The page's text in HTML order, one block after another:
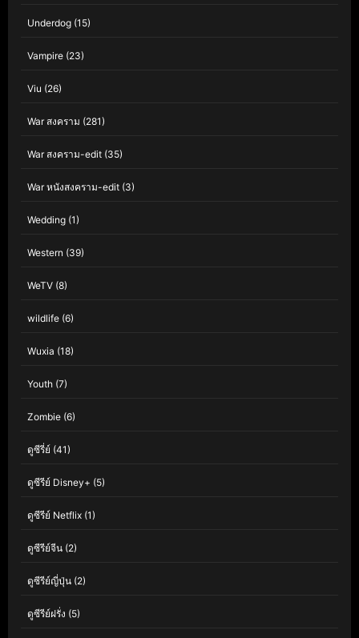
Underdog (15)
Vampire (23)
Viu (26)
War สงคราม (281)
War สงคราม-edit (35)
War หนังสงคราม-edit (3)
Wedding (1)
Western (39)
WeTV (8)
wildlife (6)
Wuxia (18)
Youth (7)
Zombie (6)
ดูซีรี่ย์ (41)
ดูซีรีย์ Disney+ (5)
ดูซีรีย์ Netflix (1)
ดูซีรีย์จีน (2)
ดูซีรีย์ญี่ปุ่น (2)
ดูซีรีย์ฝรั่ง (5)